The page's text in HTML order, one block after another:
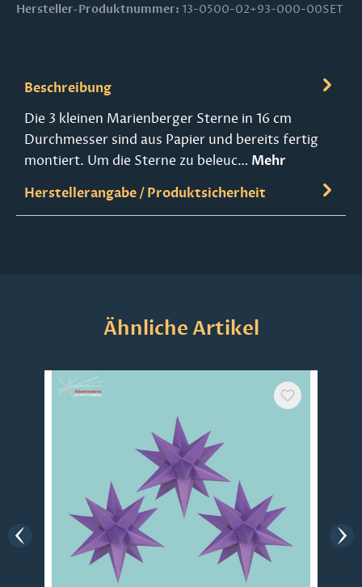
Hersteller-Produktnummer: 13-0500-02+93-000-00SET
Beschreibung
Die 3 kleinen Marienberger Sterne in 16 cm
Durchmesser sind aus Papier und bereits fertig
montiert. Um die Sterne zu beleuc… Mehr
Herstellerangabe / Produktsicherheit
Produktgalerie überspringen
Ähnliche Artikel